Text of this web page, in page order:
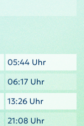
05:44 Uhr
06:17 Uhr
13:26 Uhr
21:08 Uhr